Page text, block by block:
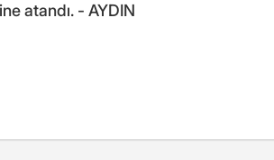
atandı. - AYDIN